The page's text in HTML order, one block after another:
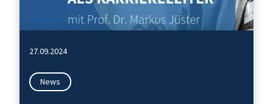
27.09.2024
News